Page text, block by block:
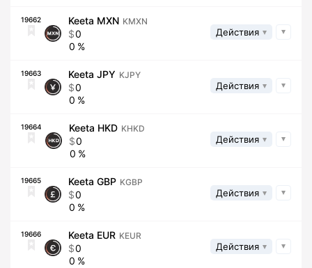
19662 Keeta MXN KMXN
0
0
Действия
19663 Keeta JPY KJPY
0
0
Действия
19664 Keeta HKD KHKD
0
0
Действия
19665 Keeta GBP KGBP
0
0
Действия
19666 Keeta EUR KEUR
0
0
Действия